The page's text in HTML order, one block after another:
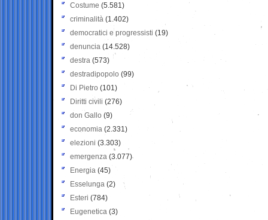
Costume (5.581)
criminalità (1.402)
democratici e progressisti (19)
denuncia (14.528)
destra (573)
destradipopolo (99)
Di Pietro (101)
Diritti civili (276)
don Gallo (9)
economia (2.331)
elezioni (3.303)
emergenza (3.077)
Energia (45)
Esselunga (2)
Esteri (784)
Eugenetica (3)